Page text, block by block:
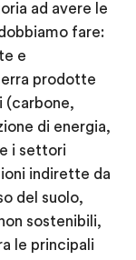
ad avere le
fare:
e
prodotte
(carbone,
di energia,
i settori
indirette da
del suolo,
sostenibili,
le principali